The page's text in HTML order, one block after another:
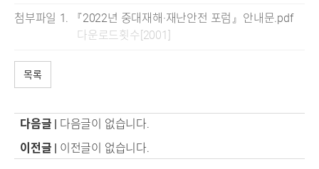
첨부파일
『2022년 중대재해·재난안전 포럼』안내문.pdf
다운로드횟수[2001]
목록
다음글 | 다음글이 없습니다.
이전글 | 이전글이 없습니다.